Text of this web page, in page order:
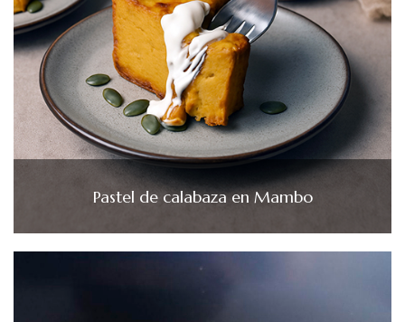
Pastel de calabaza en Mambo